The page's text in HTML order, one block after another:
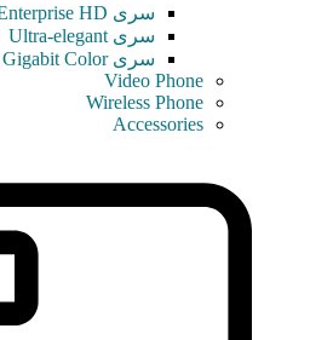
سری Enterprise HD
سری Ultra-elegant
سری Gigabit Color
Video Phone
Wireless Phone
Accessories